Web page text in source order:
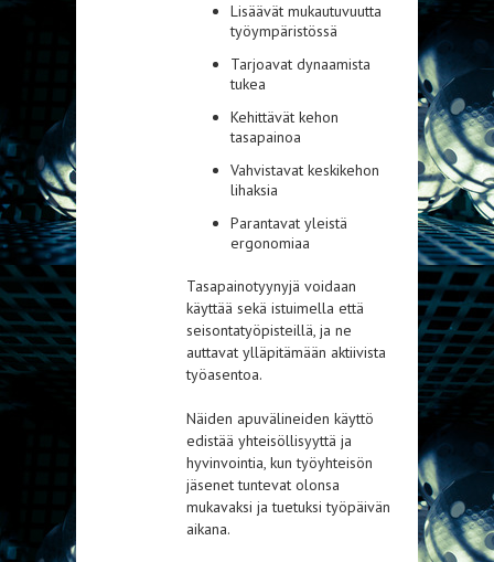
Lisäävät mukautuvuutta
työympäristössä
Tarjoavat dynaamista
tukea
Kehittävät kehon
tasapainoa
Vahvistavat keskikehon
lihaksia
Parantavat yleistä
ergonomiaa
Tasapainotyynyjä voidaan
käyttää sekä istuimella että
seisontatyöpisteillä, ja ne
auttavat ylläpitämään aktiivista
työasentoa.
Näiden apuvälineiden käyttö
edistää yhteisöllisyyttä ja
hyvinvointia, kun työyhteisön
jäsenet tuntevat olonsa
mukavaksi ja tuetuksi työpäivän
aikana.